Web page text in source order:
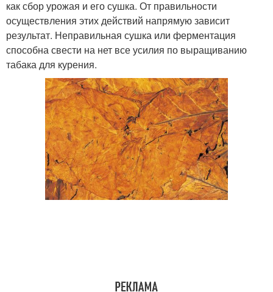
как сбор урожая и его сушка. От правильности
осуществления этих действий напрямую зависит
результат. Неправильная сушка или ферментация
способна свести на нет все усилия по выращиванию
табака для курения.